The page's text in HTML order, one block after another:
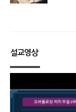
설교영상